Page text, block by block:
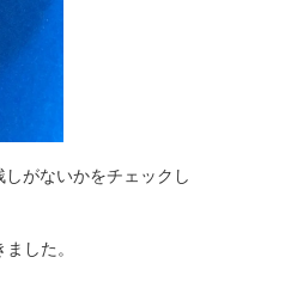
がないかをチェックし
した。